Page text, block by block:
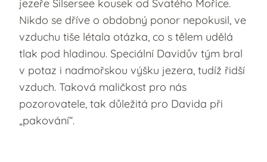
jezeře Silsersee kousek od Svatého Mořice.
Nikdo se dříve o obdobný ponor nepokusil, ve
vzduchu tiše létala otázka, co s tělem udělá
tlak pod hladinou. Speciální Davidův tým bral
v potaz i nadmořskou výšku jezera, tudíž řidší
vzduch. Taková maličkost pro nás
pozorovatele, tak důležitá pro Davida při
„pakování“.